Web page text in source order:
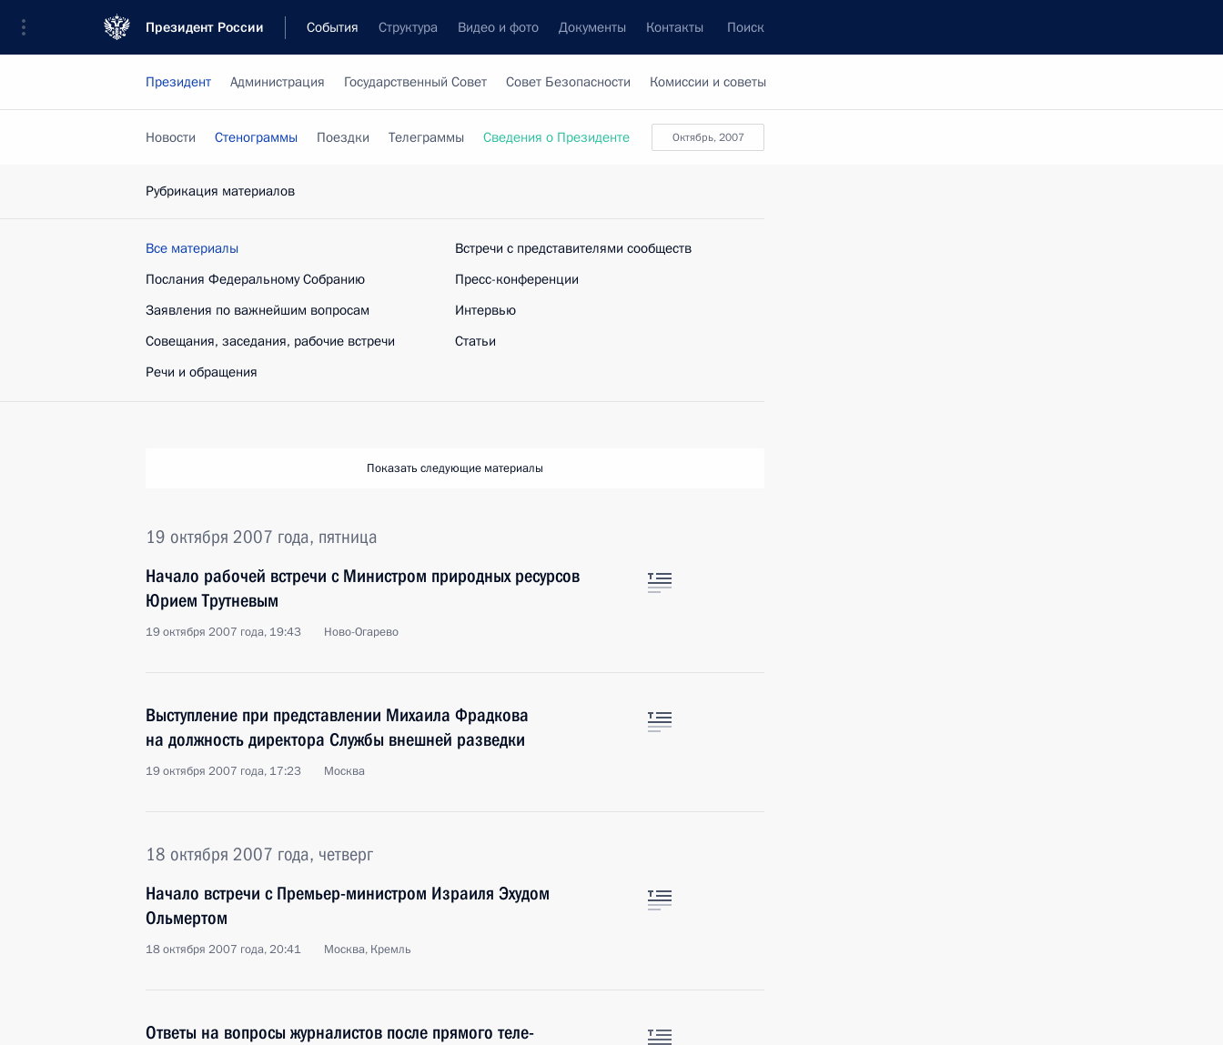
Президент России События Структура Видео и фото Документы Контакты Поиск
Президент Администрация Государственный Совет Совет Безопасности Комиссии и советы
октябрь, 2007
Новости Стенограммы Поездки Телеграммы Сведения о Президенте
Рубрикация материалов
Все материалы
Послания Федеральному Собранию
Заявления по важнейшим вопросам
Совещания, заседания, рабочие встречи
Речи и обращения
Встречи с представителями сообществ
Пресс-конференции
Интервью
Статьи
Показать следующие материалы
19 октября 2007 года, пятница
Начало рабочей встречи с Министром природных ресурсов
Юрием Трутневым
19 октября 2007 года, 19:43 Ново-Огарево
Выступление при представлении Михаила Фрадкова
на должность директора Службы внешней разведки
19 октября 2007 года, 17:23 Москва
18 октября 2007 года, четверг
Начало встречи с Премьер-министром Израиля Эхудом
Ольмертом
18 октября 2007 года, 20:41 Москва, Кремль
Ответы на вопросы журналистов после прямого теле-